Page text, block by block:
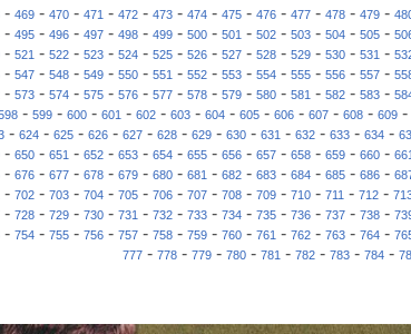
- 469- 470- 471- 472- 473- 474- 475- 476- 477- 478- 479-
- 495 - 496 - 497 - 498 - 499 - 500 - 501 - 502 - 503 - 504 - 505 -
- 521- 522- 523- 524- 525- 526- 527- 528- 529- 530- 531-
- 547- 548- 549- 550- 551- 552- 553- 554- 555- 556- 557-
- 573- 574- 575- 576- 577- 578- 579- 580- 581- 582- 583-
- 599- 600- 601- 602- 603- 604- 605- 606- 607- 608- 609-
- 624 - 625 - 626 - 627 - 628 - 629 - 630 - 631 - 632 - 633 - 634 -
- 650- 651- 652- 653- 654- 655- 656- 657- 658- 659- 660-
- 676- 677- 678- 679- 680- 681- 682- 683- 684- 685- 686-
- 702 - 703 - 704 - 705 - 706 - 707 - 708 - 709 - 710 - 711 - 712 -
- 728- 729- 730- 731- 732- 733- 734- 735- 736- 737- 738-
- 754- 755- 756- 757- 758- 759- 760- 761- 762- 763- 764-
777 - 778 - 779 - 780 - 781 - 782 - 783 - 784 -